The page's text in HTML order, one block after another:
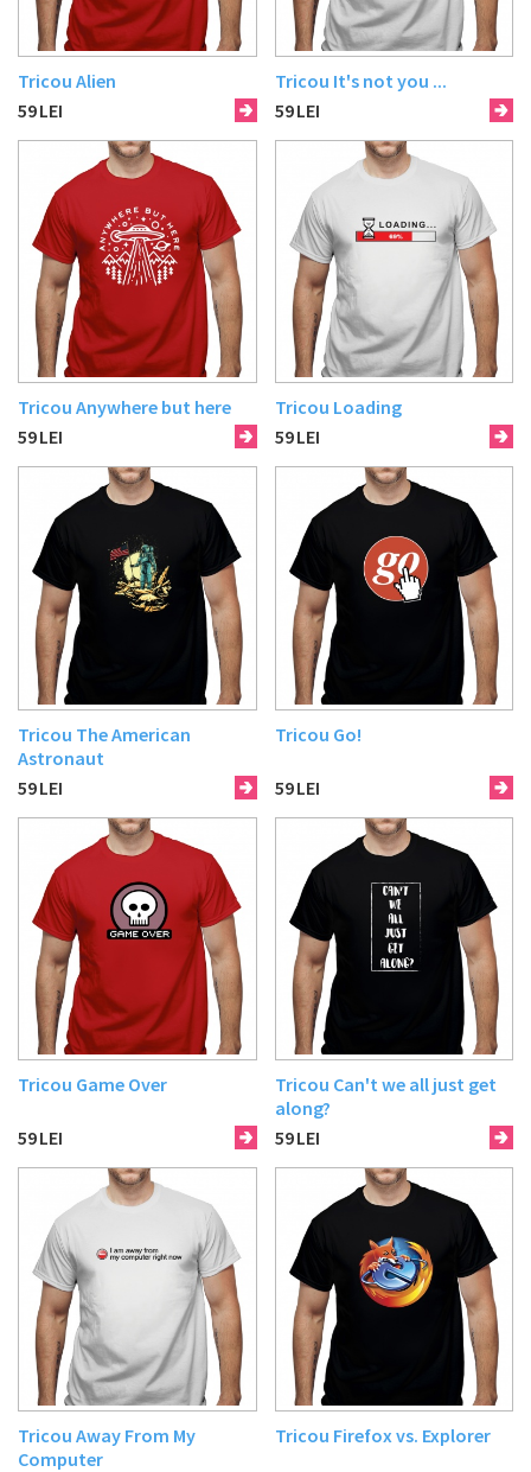
Tricou Alien
59LEI
Tricou It's not you ...
59LEI
Tricou Anywhere but here
59LEI
Tricou Loading
59LEI
Tricou The American
Astronaut
59LEI
Tricou Go!
59LEI
Tricou Game Over
59LEI
Tricou Can't we all just get
along?
59LEI
Tricou Away From My
Computer
Tricou Firefox vs. Explorer